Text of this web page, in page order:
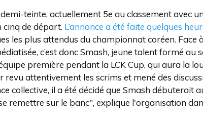
teinte, actuellement 5e au classement avec
cinq de départ. L’annonce a été faite quelques
les plus attendus du championnat coréen. Face
c’est donc Smash, jeune talent formé au
première pendant la LCK Cup, qui aura la
revu attentivement les scrims et mené des
collective, il a été décidé que Smash débuterait
remettre sur le banc", explique l'organisation